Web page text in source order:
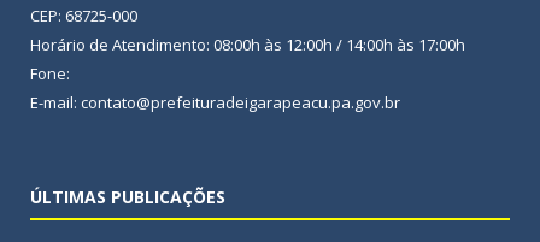
CEP: 68725-000
Horário de Atendimento: 08:00h às 12:00h / 14:00h às 17:00h
Fone:
E-mail: contato@prefeituradeigarapeacu.pa.gov.br
ÚLTIMAS PUBLICAÇÕES